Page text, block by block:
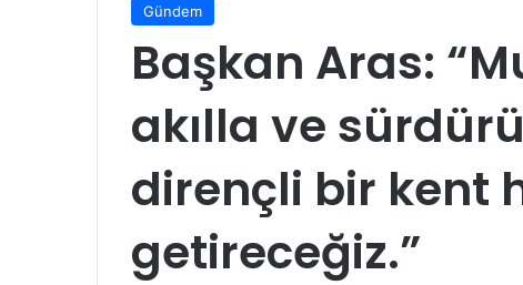
Gündem
Başkan Aras:
akılla ve
dirençli bir kent
getireceğiz.”